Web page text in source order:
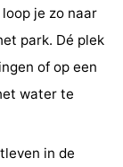
je zo naar
park. Dé plek
of op een
water te
in de